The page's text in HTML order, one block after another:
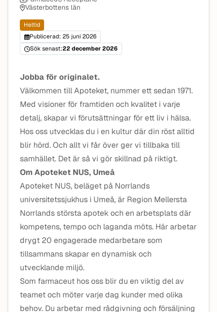
Västerbottens län
Heltid
Publicerad: 25 juni 2026
Sök senast:22 december 2026
Jobba för originalet.
Välkommen till Apoteket, nummer ett sedan 1971.
Med visioner för framtiden och kvalitet i varje
detalj, skapar vi förutsättningar för ett liv i hälsa.
Hos oss utvecklas du i en kultur där din röst alltid
blir hörd. Och allt vi får över ger vi tillbaka till
samhället. Det är så vi gör skillnad på riktigt.
Om Apoteket NUS, Umeå
Apoteket NUS, beläget på Norrlands
universitetssjukhus i Umeå, är Region Mellersta
Norrlands största apotek och en arbetsplats där
kompetens, tempo och laganda möts. Här arbetar
drygt 20 engagerade medarbetare som
tillsammans skapar en dynamisk och
utvecklande miljö.
Som farmaceut hos oss blir du en viktig del av
teamet och möter varje dag kunder med olika
behov. Du arbetar med rådgivning och försäljning